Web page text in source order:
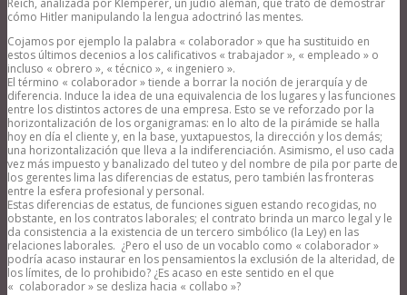
cómo Hitler manipulando la lengua adoctrinó las mentes.
Cojamos por ejemplo la palabra « colaborador » que ha sustituido en
estos últimos decenios a los calificativos « trabajador », « empleado » o
incluso « obrero », « técnico », « ingeniero ».
El término « colaborador » tiende a borrar la noción de jerarquía y de
diferencia. Induce la idea de una equivalencia de los lugares y las funciones
entre los distintos actores de una empresa. Esto se ve reforzado por la
horizontalización de los organigramas: en lo alto de la pirámide se halla
hoy en día el cliente y, en la base, yuxtapuestos, la dirección y los demás;
una horizontalización que lleva a la indiferenciación. Asimismo, el uso cada
vez más impuesto y banalizado del tuteo y del nombre de pila por parte de
los gerentes lima las diferencias de estatus, pero también las fronteras
entre la esfera profesional y personal.
Estas diferencias de estatus, de funciones siguen estando recogidas, no
obstante, en los contratos laborales; el contrato brinda un marco legal y le
da consistencia a la existencia de un tercero simbólico (la Ley) en las
relaciones laborales. ¿Pero el uso de un vocablo como « colaborador »
podría acaso instaurar en los pensamientos la exclusión de la alteridad, de
los límites, de lo prohibido? ¿Es acaso en este sentido en el que
« colaborador » se desliza hacia « collabo »?